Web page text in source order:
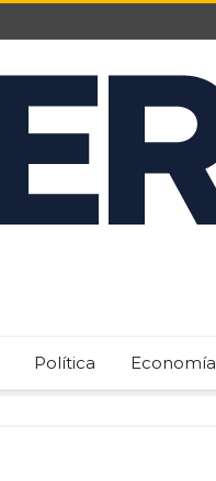
Política Economía